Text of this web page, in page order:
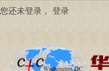
跳
您还未登录， 登录